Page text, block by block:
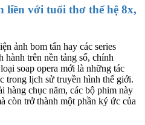
liền với tuổi thơ thế hệ 8x,
ảnh bom tấn hay các series
hành trên nền tảng số, chính
soap opera mới là những tác
trong lịch sử truyền hình thế giới.
hàng chục năm, các bộ phim này
còn trở thành một phần ký ức của